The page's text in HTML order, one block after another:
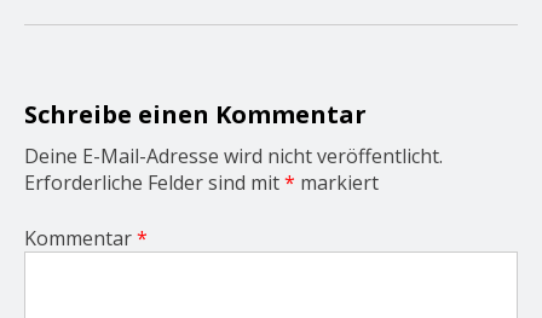
n
Schreibe einen Kommentar
Deine E-Mail-Adresse wird nicht veröffentlicht.
Erforderliche Felder sind mit* markiert
Kommentar*